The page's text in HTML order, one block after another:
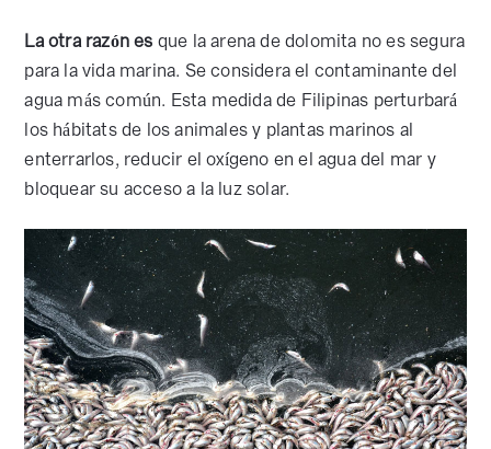
La otra razón es que la arena de dolomita no es segura
para la vida marina. Se considera el contaminante del
agua más común. Esta medida de Filipinas perturbará
los hábitats de los animales y plantas marinos al
enterrarlos, reducir el oxígeno en el agua del mar y
bloquear su acceso a la luz solar.